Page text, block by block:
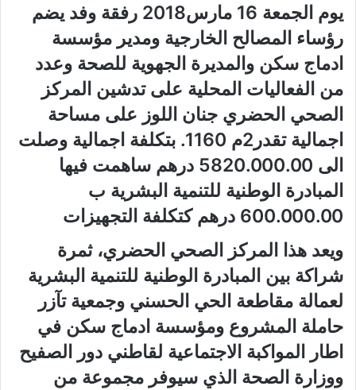
يوم الجمعة 16 مارس2018 رفقة وفد يضم
رؤساء المصالح الخارجية ومدير مؤسسة
ادماج سكن والمديرة الجهوية للصحة وعدد
من الفعاليات المحلية على تدشين المركز
الصحي الحضري جنان اللوز على مساحة
اجمالية تقدر2م 1160. بتكلفة اجمالية وصلت
الى 5820.000.00 درهم ساهمت فيها
المبادرة الوطنية للتنمية البشرية ب
600.000.00 درهم كتكلفة التجهيزات
ويعد هذا المركز الصحي الحضري، ثمرة
شراكة بين المبادرة الوطنية للتنمية البشرية
لعمالة مقاطعة الحي الحسني وجمعية تآزر
حاملة المشروع ومؤسسة ادماج سكن في
اطار المواكبة الاجتماعية لقاطني دور الصفيح
ووزارة الصحة الذي سيوفر مجموعة من